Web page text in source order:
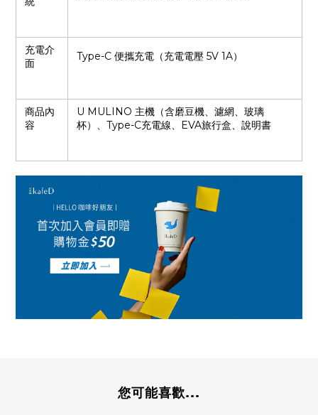
充電介
面
Type-C 便攜充電（充電電壓 5V 1A）
商品內
容
U MULINO 主機（含磨豆機、濾網、玻璃
杯）、Type-C充電線、EVA旅行盒、說明書
您可能喜歡...